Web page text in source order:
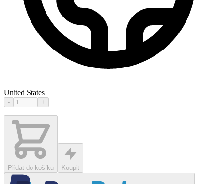
United States
- +
Přidat do košíku Koupit